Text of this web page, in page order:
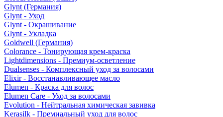
Glynt (Германия)
Glynt - Уход
Glynt - Окрашивание
Glynt - Укладка
Goldwell (Германия)
Colorance - Тонирующая крем-краска
Lightdimensions - Премиум-осветление
Dualsenses - Комплексный уход за волосами
Elixir - Восстанавливающее масло
Elumen - Краска для волос
Elumen Care - Уход за волосами
Evolution - Нейтральная химическая завивка
Kerasilk - Премиальный уход для волос